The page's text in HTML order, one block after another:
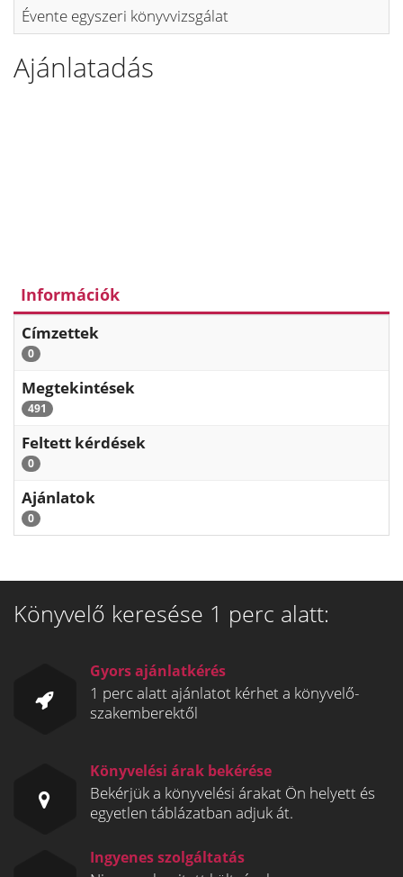
Évente egyszeri könyvvizsgálat
Ajánlatadás
Információk
Címzettek
0
Megtekintések
491
Feltett kérdések
0
Ajánlatok
0
Könyvelő keresése 1 perc alatt:
Gyors ajánlatkérés
1 perc alatt ajánlatot kérhet a könyvelő-
szakemberektől
Könyvelési árak bekérése
Bekérjük a könyvelési árakat Ön helyett és
egyetlen táblázatban adjuk át.
Ingyenes szolgáltatás